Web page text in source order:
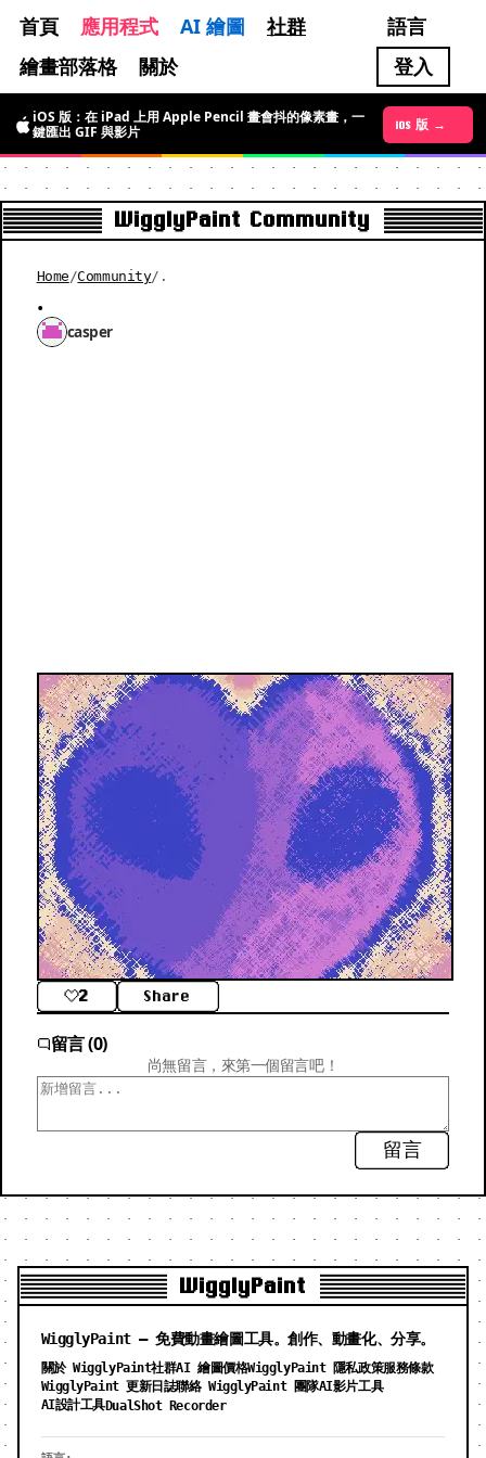
首頁 應用程式 AI 繪圖
社群
繪畫部落格
關於
語言
登入
Android 版 →
iOS 版：在 iPad 上用 Apple Pencil 畫會抖的像素畫，一
鍵匯出 GIF 與影片
iOS 版 →
WigglyPaint Community
Home /Community/ .
.
casper
2 Share
留言 (0)
尚無留言，來第一個留言吧！
留言
WigglyPaint
WigglyPaint — 免費動畫繪圖工具。創作、動畫化、分享。
關於 WigglyPaint社群AI 繪圖價格WigglyPaint 隱私政策服務條款
WigglyPaint 更新日誌聯絡 WigglyPaint 團隊AI影片工具
AI設計工具DualShot Recorder